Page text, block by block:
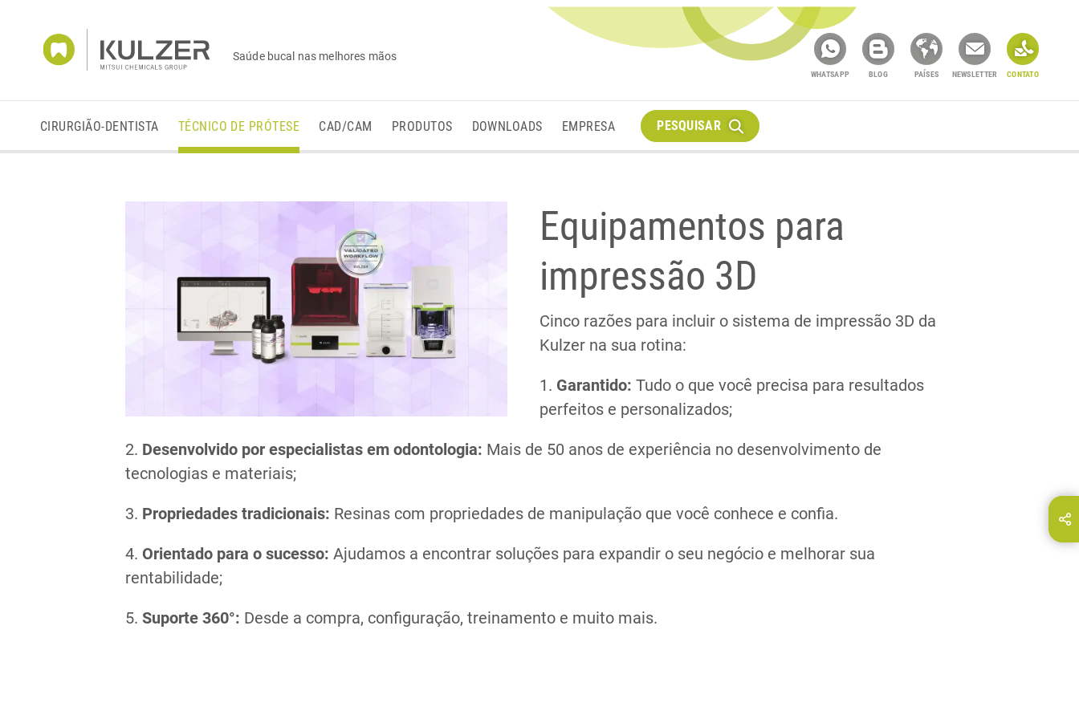
Saúde bucal nas melhores mãos
WHATSAPP BLOG PAÍSES NEWSLETTER CONTATO
CIRURGIÃO-DENTISTA TÉCNICO DE PRÓTESE CAD/CAM PRODUTOS DOWNLOADS EMPRESA PESQUISAR
Compartilhe essa página em:
Equipamentos para
impressão 3D
Cinco razões para incluir o sistema de impressão 3D da
Kulzer na sua rotina:
1. Garantido: Tudo o que você precisa para resultados
perfeitos e personalizados;
2. Desenvolvido por especialistas em odontologia: Mais de 50 anos de experiência no desenvolvimento de
tecnologias e materiais;
3. Propriedades tradicionais: Resinas com propriedades de manipulação que você conhece e confia.
4. Orientado para o sucesso: Ajudamos a encontrar soluções para expandir o seu negócio e melhorar sua
rentabilidade;
5.Suporte 360°: Desde a compra, configuração, treinamento e muito mais.